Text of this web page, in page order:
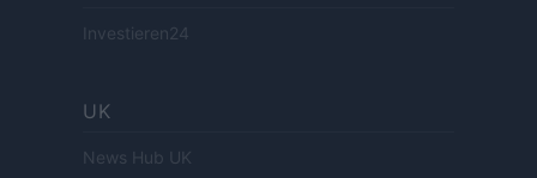
Investieren24
UK
News Hub UK